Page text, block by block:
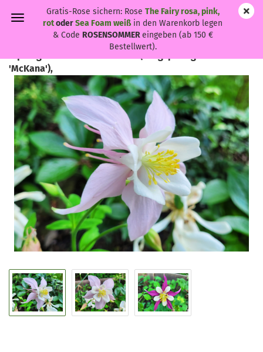
Gratis-Rose sichern: Rose The Fairy rosa, pink,
rotoderSea Foam weißin den Warenkorb legen
& Code ROSENSOMMEReingeben (ab 150 €
Bestellwert).
'McKana'),